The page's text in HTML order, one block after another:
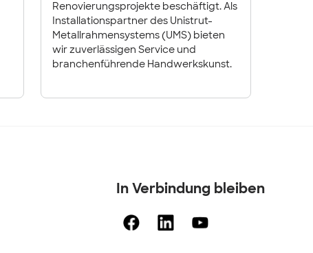
Renovierungsprojekte beschäftigt. Als
Installationspartner des Unistrut-
Metallrahmensystems (UMS) bieten
wir zuverlässigen Service und
branchenführende Handwerkskunst.
In Verbindung bleiben